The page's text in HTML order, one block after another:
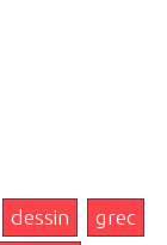
dessin
grec